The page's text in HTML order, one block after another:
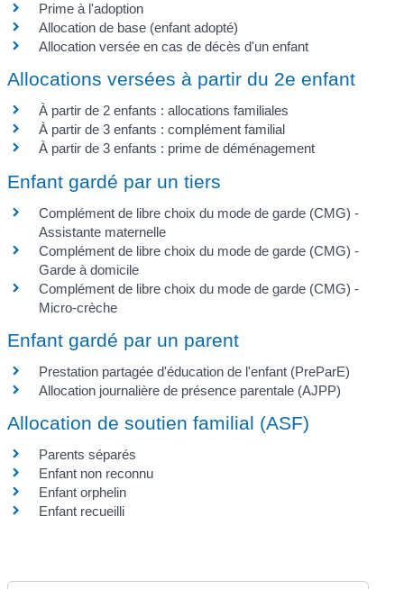
Prime à l'adoption
Allocation de base (enfant adopté)
Allocation versée en cas de décès d'un enfant
Allocations versées à partir du 2e enfant
À partir de 2 enfants : allocations familiales
À partir de 3 enfants : complément familial
À partir de 3 enfants : prime de déménagement
Enfant gardé par un tiers
Complément de libre choix du mode de garde (CMG) -
Assistante maternelle
Complément de libre choix du mode de garde (CMG) -
Garde à domicile
Complément de libre choix du mode de garde (CMG) -
Micro-crèche
Enfant gardé par un parent
Prestation partagée d'éducation de l'enfant (PreParE)
Allocation journalière de présence parentale (AJPP)
Allocation de soutien familial (ASF)
Parents séparés
Enfant non reconnu
Enfant orphelin
Enfant recueilli